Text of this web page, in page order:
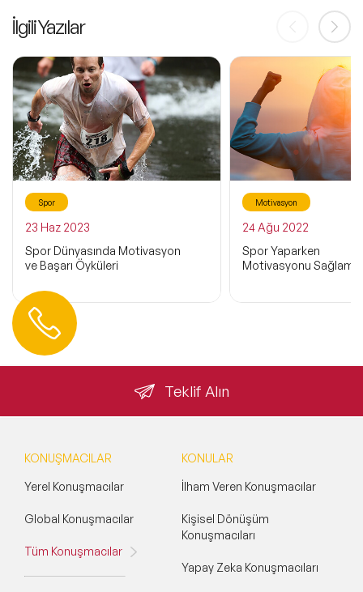
İlgili Yazılar
Spor
23 Haz 2023
Spor Dünyasında Motivasyon
ve Başarı Öyküleri
Motivasyon
24 Ağu 2022
Spor Yaparken
Motivasyonu
Teklif Alın
Hemen Ulaşın
KONUŞMACILAR
Yerel Konuşmacılar
Global Konuşmacılar
Tüm Konuşmacılar
KONULAR
İlham Veren Konuşmacılar
Kişisel Dönüşüm
Konuşmacıları
Yapay Zeka Konuşmacıları